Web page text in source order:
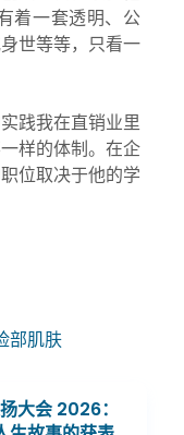
着一套透明、公
世等等，只看一
践我在直销业里
样的体制。在企
位取决于他的学
部肌肤
大会 2026：